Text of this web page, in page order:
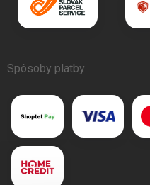
Spôsoby platby